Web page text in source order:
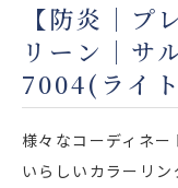
製品をさがす
店舗をさがす
私たちのこだわり
【防炎｜プ
リーン｜サ
7004(ライ
様々なコーディネ
いらしいカラーリン